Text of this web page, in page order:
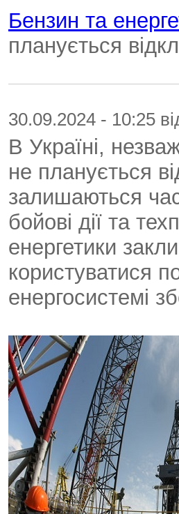
Бензин та
планується
30.09.2024 - 10:25
В Україні,
не планується
залишаються
бойові дії та
енергетики
користуватися
енергосистемі